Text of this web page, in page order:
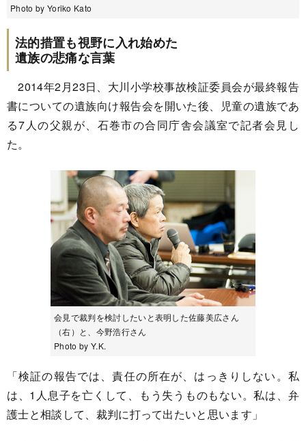
Photo by Yoriko Kato
法的措置も視野に入れ始めた
遺族の悲痛な言葉
2014年2月23日、大川小学校事故検証委員会が最終報告
書についての遺族向け報告会を開いた後、児童の遺族であ
る7人の父親が、石巻市の合同庁舎会議室で記者会見し
た。
会見で裁判を検討したいと表明した佐藤美広さん
（右）と、今野浩行さん
Photo by Y.K.
「検証の報告では、責任の所在が、はっきりしない。私
は、1人息子を亡くして、もう失うものもない。私は、弁
護士と相談して、裁判に打って出たいと思います」